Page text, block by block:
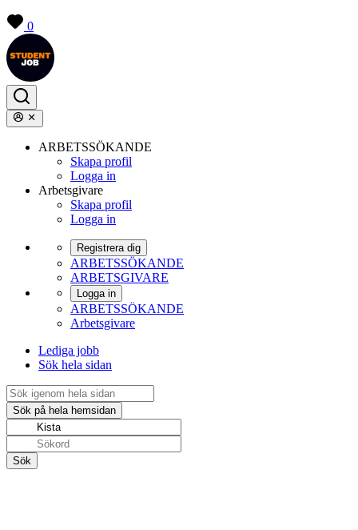
0
ARBETSSÖKANDE
Skapa profil
Logga in
Arbetsgivare
Skapa profil
Logga in
Registrera dig
ARBETSSÖKANDE
ARBETSGIVARE
Logga in
ARBETSSÖKANDE
Arbetsgivare
Lediga jobb
Sök hela sidan